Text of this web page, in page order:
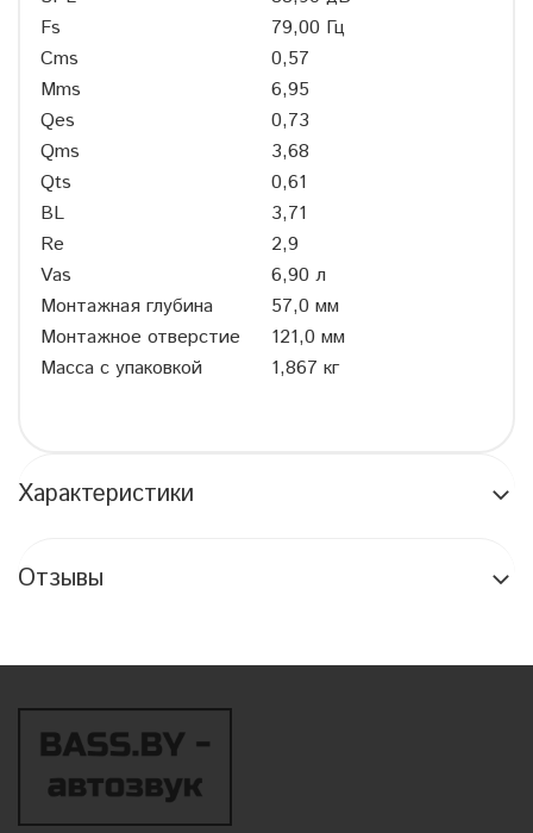
Fs
79,00 Гц
Cms
0,57
Mms
6,95
Qes
0,73
Qms
3,68
Qts
0,61
BL
3,71
Re
2,9
Vas
6,90 л
Монтажная глубина
57,0 мм
Монтажное отверстие
121,0 мм
Масса с упаковкой
1,867 кг
Характеристики
Отзывы